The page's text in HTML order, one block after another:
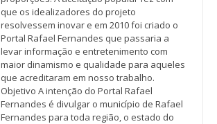
que os idealizadores do projeto
resolvessem inovar e em 2010 foi criado o
Portal Rafael Fernandes que passaria a
levar informação e entretenimento com
maior dinamismo e qualidade para aqueles
que acreditaram em nosso trabalho.
Objetivo A intenção do Portal Rafael
Fernandes é divulgar o município de Rafael
Fernandes para toda região, o estado do